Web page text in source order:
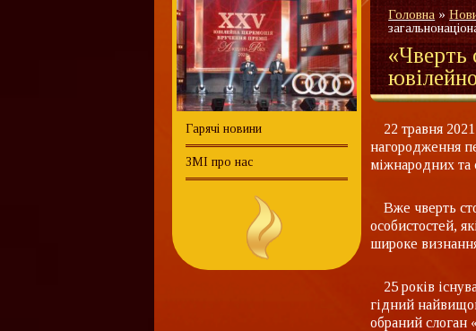
Гарячі новини
ЗМІ про нас
Головна»
«Чверть
22 травня
нагородження
міжнародних та
Вже чверть
особистостей,
широке
25 років
гідний
обраний слоган